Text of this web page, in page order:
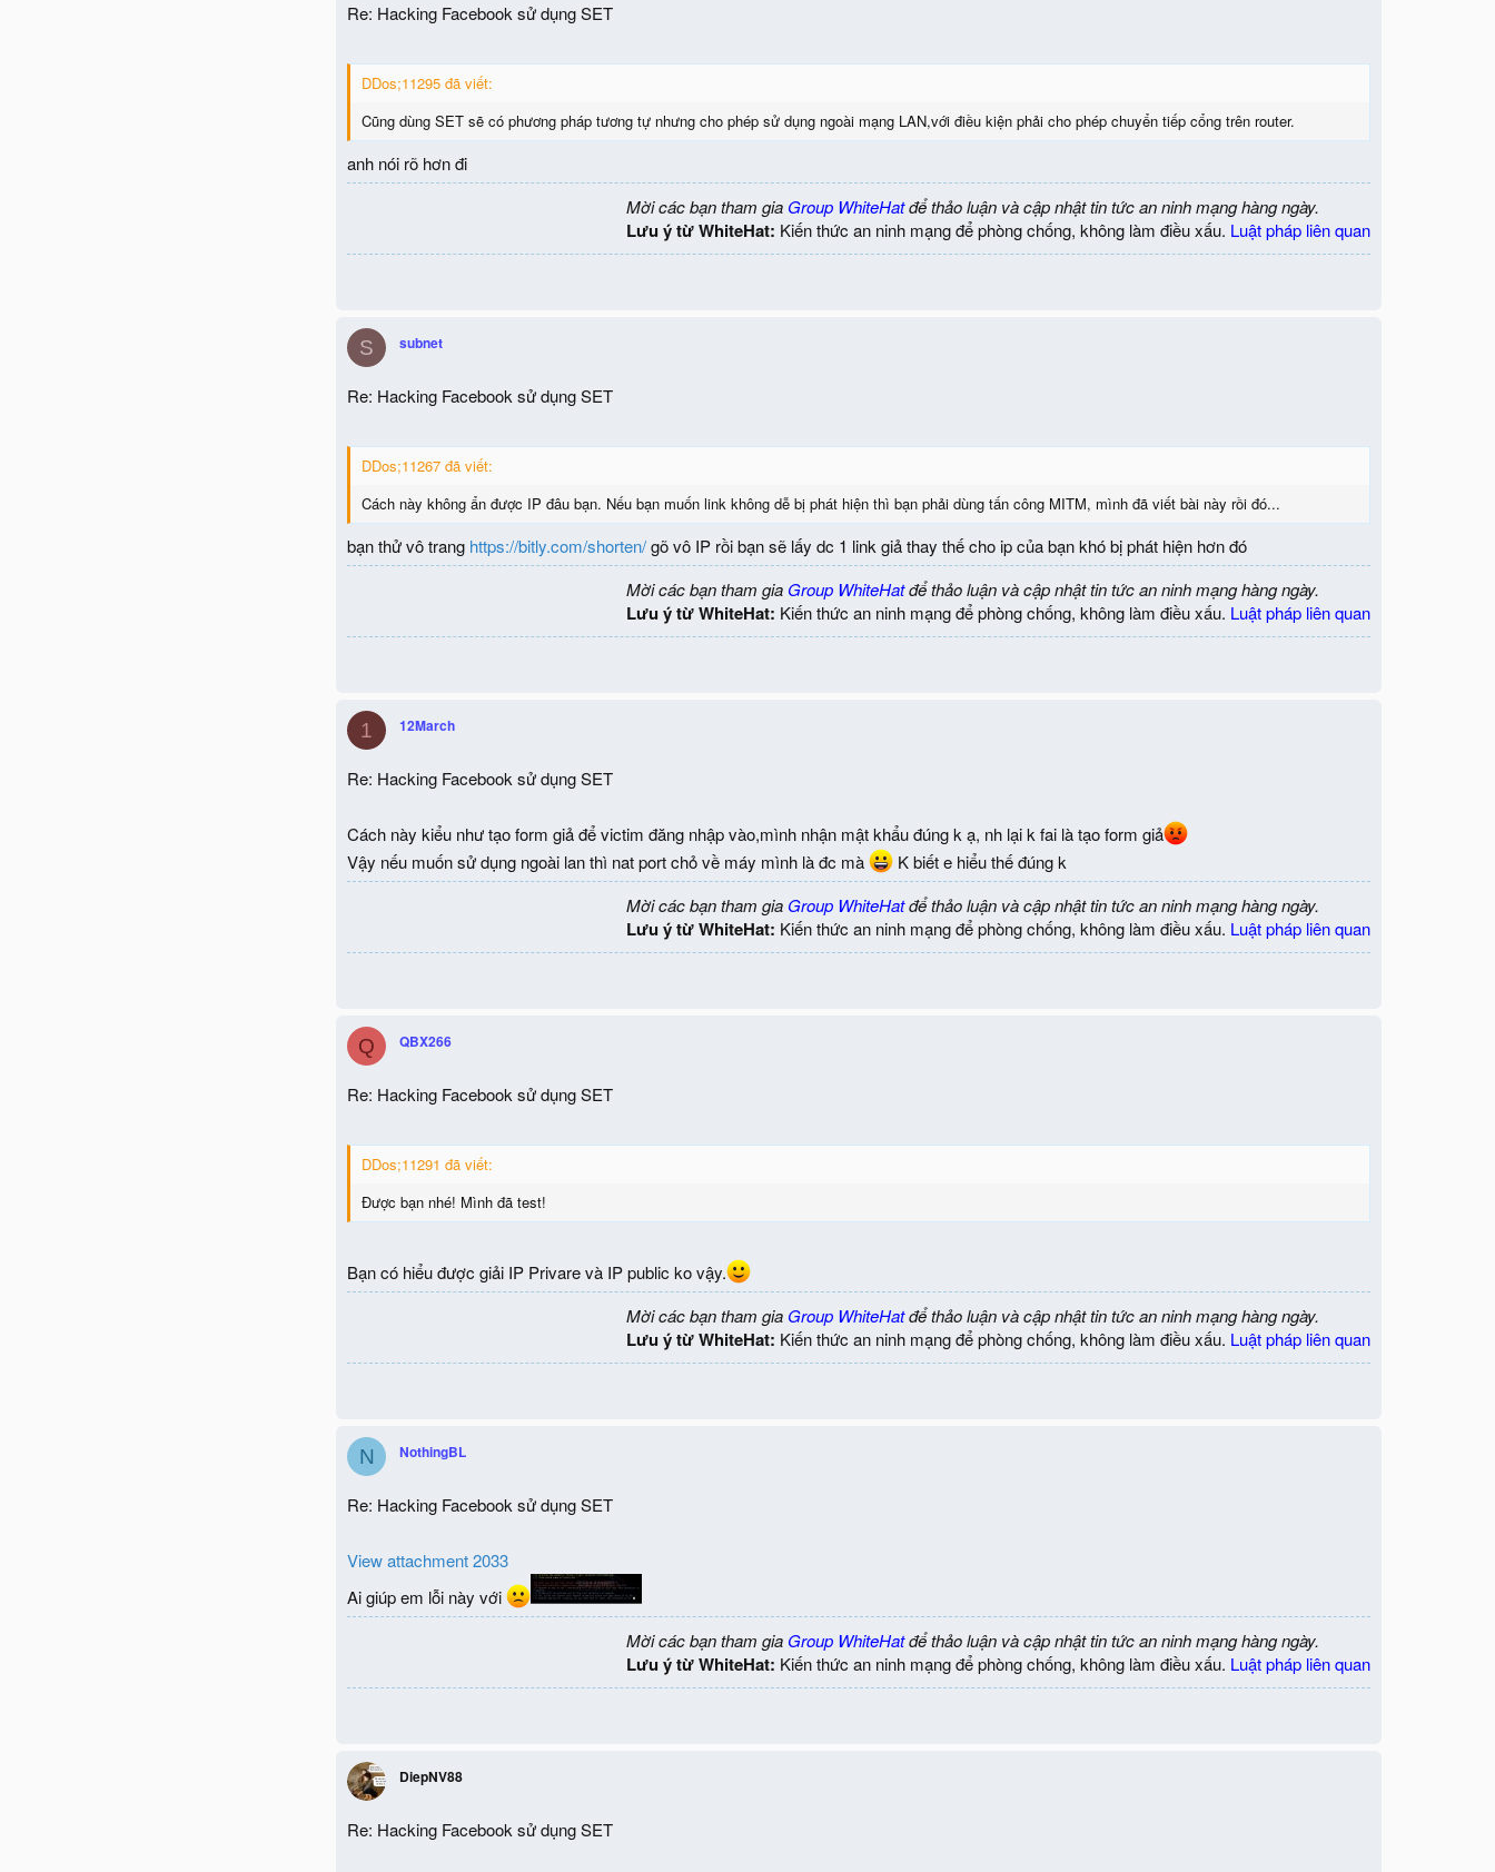
Re: Hacking Facebook sử dụng SET
DDos;11295 đã viết:
Cũng dùng SET sẽ có phương pháp tương tự nhưng cho phép sử dụng ngoài mạng LAN,với điều kiện phải cho phép chuyển tiếp cổng trên router.
anh nói rõ hơn đi
Mời các bạn tham gia Group WhiteHatđể thảo luận và cập nhật tin tức an ninh mạng hàng ngày.
Lưu ý từ WhiteHat: Kiến thức an ninh mạng để phòng chống, không làm điều xấu. Luật pháp liên quan
S subnet
Re: Hacking Facebook sử dụng SET
DDos;11267 đã viết:
Cách này không ẩn được IP đâu bạn. Nếu bạn muốn link không dễ bị phát hiện thì bạn phải dùng tấn công MITM, mình đã viết bài này rồi đó...
bạn thử vô trang https://bitly.com/shorten/gõ vô IP rồi bạn sẽ lấy dc 1 link giả thay thế cho ip của bạn khó bị phát hiện hơn đó
Mời các bạn tham gia Group WhiteHatđể thảo luận và cập nhật tin tức an ninh mạng hàng ngày.
Lưu ý từ WhiteHat: Kiến thức an ninh mạng để phòng chống, không làm điều xấu. Luật pháp liên quan
1 12March
Re: Hacking Facebook sử dụng SET
Cách này kiểu như tạo form giả để victim đăng nhập vào,mình nhận mật khẩu đúng k ạ, nh lại k fai là tạo form giả
Vậy nếu muốn sử dụng ngoài lan thì nat port chỏ về máy mình là đc mà
K biết e hiểu thế đúng k
Mời các bạn tham gia Group WhiteHatđể thảo luận và cập nhật tin tức an ninh mạng hàng ngày.
Lưu ý từ WhiteHat: Kiến thức an ninh mạng để phòng chống, không làm điều xấu. Luật pháp liên quan
Q QBX266
Re: Hacking Facebook sử dụng SET
DDos;11291 đã viết:
Được bạn nhé! Mình đã test!
Bạn có hiểu được giải IP Privare và IP public ko vậy.
Mời các bạn tham gia Group WhiteHatđể thảo luận và cập nhật tin tức an ninh mạng hàng ngày.
Lưu ý từ WhiteHat: Kiến thức an ninh mạng để phòng chống, không làm điều xấu. Luật pháp liên quan
N NothingBL
Re: Hacking Facebook sử dụng SET
View attachment 2033
Ai giúp em lỗi này với
Mời các bạn tham gia Group WhiteHatđể thảo luận và cập nhật tin tức an ninh mạng hàng ngày.
Lưu ý từ WhiteHat: Kiến thức an ninh mạng để phòng chống, không làm điều xấu. Luật pháp liên quan
DiepNV88
Re: Hacking Facebook sử dụng SET